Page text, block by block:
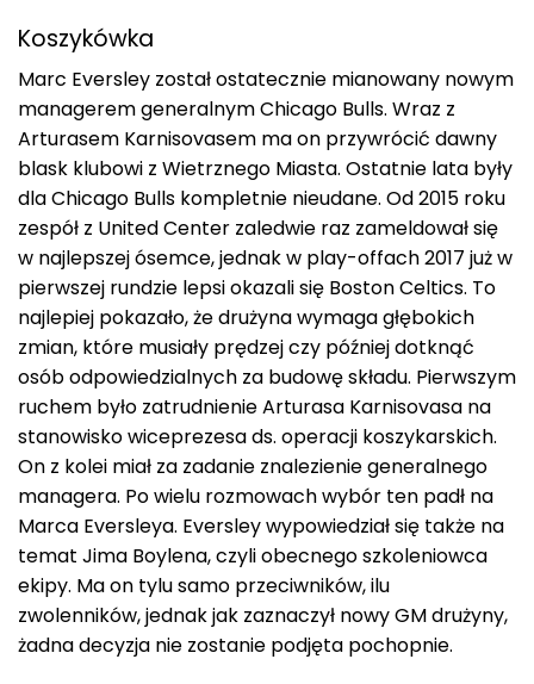
Koszykówka
Marc Eversley został ostatecznie mianowany nowym
managerem generalnym Chicago Bulls. Wraz z
Arturasem Karnisovasem ma on przywrócić dawny
blask klubowi z Wietrznego Miasta. Ostatnie lata były
dla Chicago Bulls kompletnie nieudane. Od 2015 roku
zespół z United Center zaledwie raz zameldował się
w najlepszej ósemce, jednak w play-offach 2017 już w
pierwszej rundzie lepsi okazali się Boston Celtics. To
najlepiej pokazało, że drużyna wymaga głębokich
zmian, które musiały prędzej czy później dotknąć
osób odpowiedzialnych za budowę składu. Pierwszym
ruchem było zatrudnienie Arturasa Karnisovasa na
stanowisko wiceprezesa ds. operacji koszykarskich.
On z kolei miał za zadanie znalezienie generalnego
managera. Po wielu rozmowach wybór ten padł na
Marca Eversleya. Eversley wypowiedział się także na
temat Jima Boylena, czyli obecnego szkoleniowca
ekipy. Ma on tylu samo przeciwników, ilu
zwolenników, jednak jak zaznaczył nowy GM drużyny,
żadna decyzja nie zostanie podjęta pochopnie.